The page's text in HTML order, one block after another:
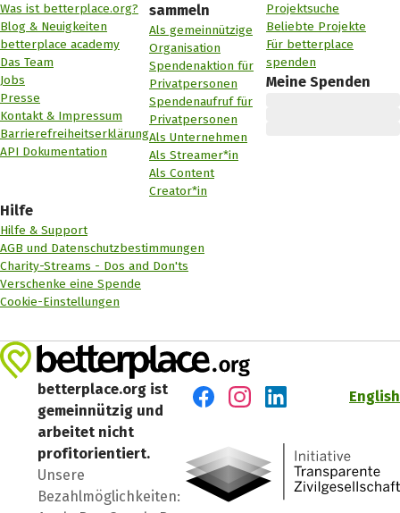
Was ist betterplace.org?
Blog & Neuigkeiten
betterplace academy
Das Team
Jobs
Presse
Kontakt & Impressum
Barrierefreiheitserklärung
API Dokumentation
sammeln
Als gemeinnützige
Organisation
Spendenaktion für
Privatpersonen
Spendenaufruf für
Privatpersonen
Als Unternehmen
Als Streamer*in
Als Content
Creator*in
Projektsuche
Beliebte Projekte
Für betterplace
spenden
Meine Spenden
Hilfe
Hilfe & Support
AGB und Datenschutzbestimmungen
Charity-Streams - Dos and Don'ts
Verschenke eine Spende
Cookie-Einstellungen
betterplace.org ist
gemeinnützig und
arbeitet nicht
profitorientiert.
Unsere
Bezahlmöglichkeiten:
English